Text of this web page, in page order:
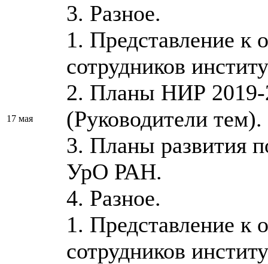
3. Разное.
17 мая
1. Представление к
сотрудников
2. Планы НИР
(Руководители тем).
3. Планы развития
УрО РАН.
4. Разное.
1. Представление к
сотрудников